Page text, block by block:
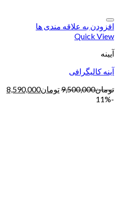
افزودن به علاقه مندی ها
Quick View
آیینه
آینه کالیگرافی
تومان9,500,000تومان8,590,000
-11%